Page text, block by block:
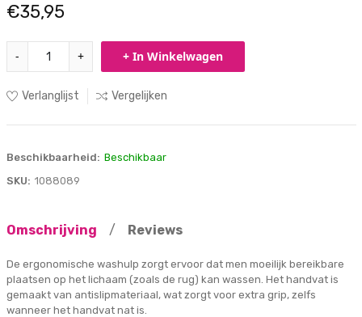
€35,95
- + + In Winkelwagen
Verlanglijst Vergelijken
Beschikbaarheid: Beschikbaar
SKU: 1088089
Omschrijving / Reviews
De ergonomische washulp zorgt ervoor dat men moeilijk bereikbare
plaatsen op het lichaam (zoals de rug) kan wassen. Het handvat is
gemaakt van antislipmateriaal, wat zorgt voor extra grip, zelfs
wanneer het handvat nat is.